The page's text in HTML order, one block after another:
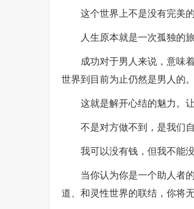
这个世界上不是没有完美
人生原本就是一次孤独的旅
成功对于男人来说，意味
世界到目前为止仍然是男人的。
这就是解开心结的魅力。
不是对方做不到，是我们
我可以没有钱，但我不能
当你认为你是一个助人者
道、和灵性世界的联结，你将